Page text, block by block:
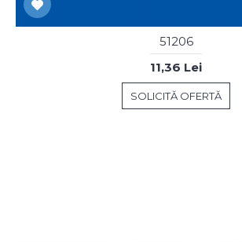
51206
11,36 Lei
SOLICITĂ OFERTĂ